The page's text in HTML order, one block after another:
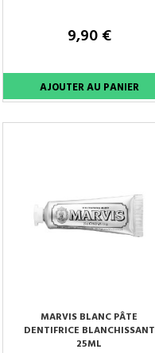
9,90 €
MARVIS BLANC PÂTE
DENTIFRICE BLANCHISSANT
25ML